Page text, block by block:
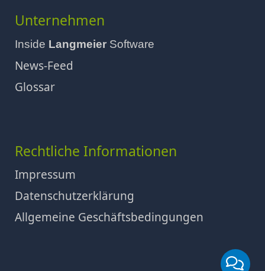
Unternehmen
Inside Langmeier Software
News-Feed
Glossar
Rechtliche Informationen
Impressum
Datenschutzerklärung
Allgemeine Geschäftsbedingungen